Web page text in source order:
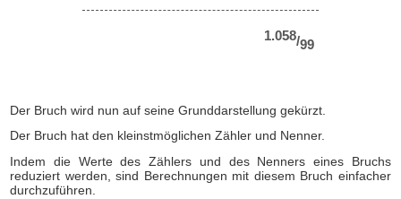
1.058/99
Der Bruch wird nun auf seine Grunddarstellung gekürzt.
Der Bruch hat den kleinstmöglichen Zähler und Nenner.
Indem die Werte des Zählers und des Nenners eines Bruchs
reduziert werden, sind Berechnungen mit diesem Bruch einfacher
durchzuführen.